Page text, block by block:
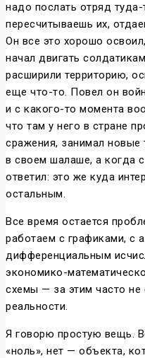
надо послать отряд
пересчитываешь их,
Он все это хорошо
начал двигать
расширили территорию,
еще что-то. Повел он
и с какого-то момента
что там у него в стране
сражения, занимал новые
в своем шалаше, а когда
ответил: это же куда
остальным.
Все время остается
работаем с графиками, с
дифференциальным
экономико-
схемы — за этим часто не
реальности.
Я говорю простую вещь.
«ноль», нет — объекта,